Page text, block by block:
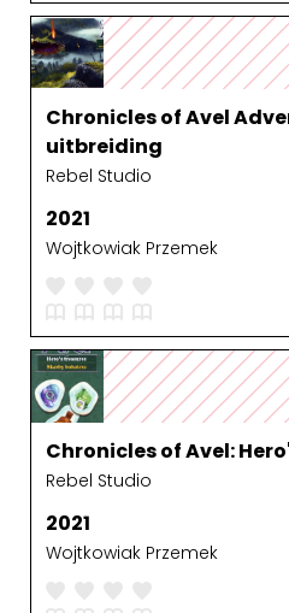
Chronicles of Avel
uitbreiding
Rebel Studio
2021
Wojtkowiak Przemek
Chronicles of Avel:
Rebel Studio
2021
Wojtkowiak Przemek